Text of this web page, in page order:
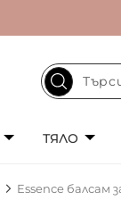
ТЯЛО
Essence балсам